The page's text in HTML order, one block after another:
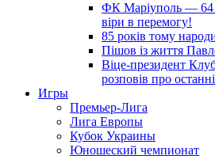
ФК Маріуполь — 64
віри в перемогу!
85 років тому
Пішов із життя
Віце-президент
розповів про
Игры
Премьер-Лига
Лига Европы
Кубок Украины
Юношеский чемпионат